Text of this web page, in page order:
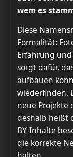
wem es
Diese
Formalität:
Erfahrung
sorgt dafür,
aufbauen
wiederfinden.
neue Projekte
deshalb heißt
BY-Inhalte
die korrekte